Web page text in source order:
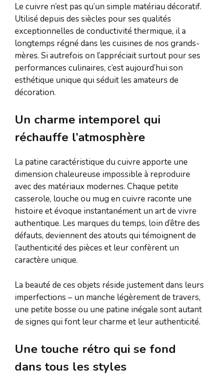
Le cuivre n’est pas qu’un simple matériau décoratif.
Utilisé depuis des siècles pour ses qualités
exceptionnelles de conductivité thermique, il a
longtemps régné dans les cuisines de nos grands-
mères. Si autrefois on l’appréciait surtout pour ses
performances culinaires, c’est aujourd’hui son
esthétique unique qui séduit les amateurs de
décoration.
Un charme intemporel qui
réchauffe l’atmosphère
La patine caractéristique du cuivre apporte une
dimension chaleureuse impossible à reproduire
avec des matériaux modernes. Chaque petite
casserole, louche ou mug en cuivre raconte une
histoire et évoque instantanément un art de vivre
authentique. Les marques du temps, loin d’être des
défauts, deviennent des atouts qui témoignent de
l’authenticité des pièces et leur confèrent un
caractère unique.
La beauté de ces objets réside justement dans leurs
imperfections – un manche légèrement de travers,
une petite bosse ou une patine inégale sont autant
de signes qui font leur charme et leur authenticité.
Une touche rétro qui se fond
dans tous les styles